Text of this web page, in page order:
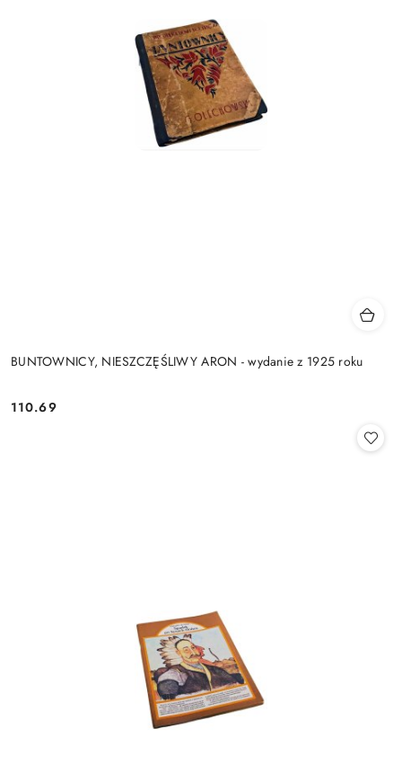
BUNTOWNICY, NIESZCZĘŚLIWY ARON - wydanie z 1925 roku
Cena:
110.69